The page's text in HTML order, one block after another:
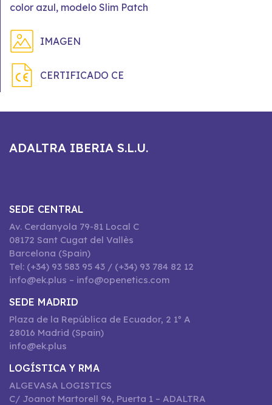
color azul, modelo Slim Patch
IMAGEN
CERTIFICADO CE
ADALTRA IBERIA S.L.U.
SEDE CENTRAL
Av. Cerdanyola 79-81 Local C
08172 Sant Cugat del Vallès
Barcelona (Spain)
Tel: (+34) 93 583 95 43 / (+34) 93 784 82 12
info@ek.plus – info@openetics.com
SEDE MADRID
Plaza de la República de Ecuador, 2 1º A
28016 Madrid (Spain)
info@ek.plus
LOGÍSTICA Y RMA
ALGEVASA LOGISTICS
C/ Joanot Martorell 96, Puerta 1 – ADALTRA